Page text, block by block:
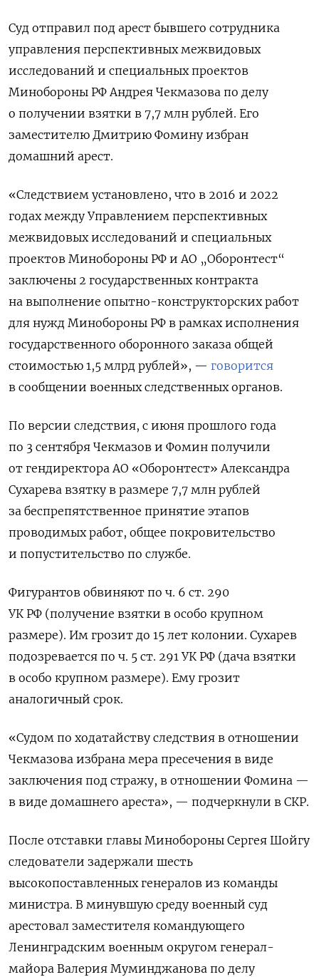
Суд отправил под арест бывшего сотрудника
управления перспективных межвидовых
исследований и специальных проектов
Минобороны РФ Андрея Чекмазова по делу
о получении взятки в 7,7 млн рублей. Его
заместителю Дмитрию Фомину избран
домашний арест.
«Следствием установлено, что в 2016 и 2022
годах между Управлением перспективных
межвидовых исследований и специальных
проектов Минобороны РФ и АО „Оборонтест“
заключены 2 государственных контракта
на выполнение опытно-конструкторских работ
для нужд Минобороны РФ в рамках исполнения
государственного оборонного заказа общей
стоимостью 1,5 млрд рублей», — говорится
в сообщении военных следственных органов.
По версии следствия, с июня прошлого года
по 3 сентября Чекмазов и Фомин получили
от гендиректора АО «Оборонтест» Александра
Сухарева взятку в размере 7,7 млн рублей
за беспрепятственное принятие этапов
проводимых работ, общее покровительство
и попустительство по службе.
Фигурантов обвиняют по ч. 6 ст. 290
УК РФ (получение взятки в особо крупном
размере). Им грозит до 15 лет колонии. Сухарев
подозревается по ч. 5 ст. 291 УК РФ (дача взятки
в особо крупном размере). Ему грозит
аналогичный срок.
«Судом по ходатайству следствия в отношении
Чекмазова избрана мера пресечения в виде
заключения под стражу, в отношении Фомина —
в виде домашнего ареста», — подчеркнули в СКР.
После отставки главы Минобороны Сергея Шойгу
следователи задержали шесть
высокопоставленных генералов из команды
министра. В минувшую среду военный суд
арестовал заместителя командующего
Ленинградским военным округом генерал-
майора Валерия Муминджанова по делу